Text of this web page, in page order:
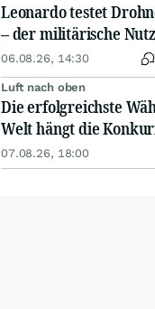
Leonardo testet
– der militärische
06.08.26, 14:30
Luft nach oben
Die erfolgreichste
Welt hängt die
07.08.26, 18:00